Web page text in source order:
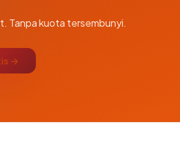
Tanpa kuota tersembunyi.
→